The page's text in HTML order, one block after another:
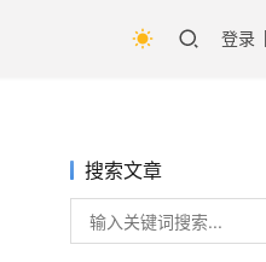
登录
搜索文章